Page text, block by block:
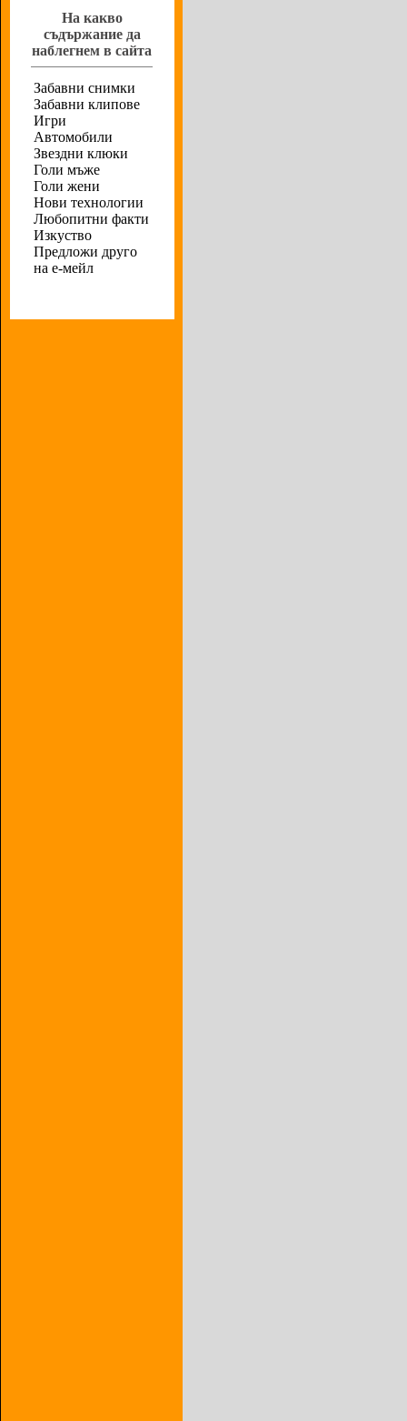
На какво
съдържание да
наблегнем в сайта
Забавни снимки
Забавни клипове
Игри
Автомобили
Звездни клюки
Голи мъже
Голи жени
Нови технологии
Любопитни факти
Изкуство
Предложи друго
на е-мейл